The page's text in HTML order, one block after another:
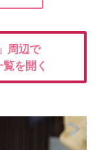
」周辺で
を開く